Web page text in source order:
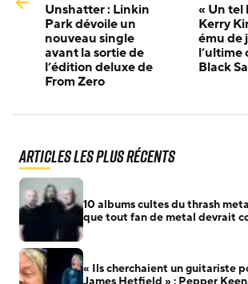
Unshatter : Linkin
Park dévoile un
nouveau single
avant la sortie de
l’édition deluxe de
From Zero
« Un tel
Kerry
ému de
l’ultime
Black
Articles les plus récents
10 albums cultes du thrash
que tout fan de metal devrait
« Ils cherchaient un guitariste